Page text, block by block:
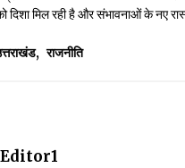
दिशा मिल रही है और संभावनाओं के नए
, राजनीति
Editor1